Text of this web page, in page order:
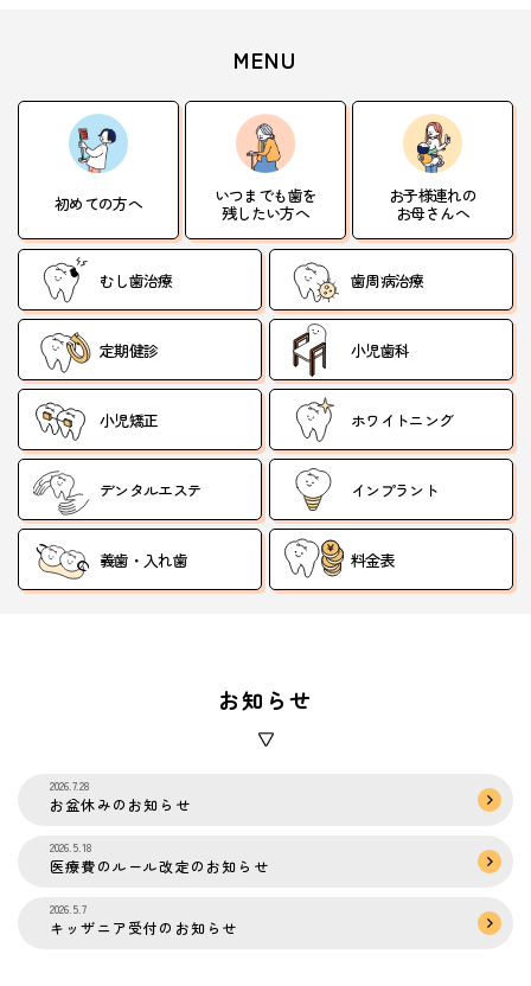
MENU
初めての方へ いつまでも歯を
残したい方へ
お子様連れの
お母さんへ
むし歯治療 歯周病治療
定期健診 小児歯科
小児矯正 ホワイトニング
デンタルエステ インプラント
義歯・入れ歯 料金表
お知らせ
2026.7.28
お盆休みのお知らせ
2026.5.18
医療費のルール改定のお知らせ
2026.5.7
キッザニア受付のお知らせ